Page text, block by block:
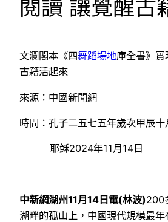
閱讀 讓覺醒古
文瀾閣本《四舞蹈場地庫全書》
古籍活起來
來源：中國新聞網
時間：孔子二五七五年歲次甲辰
耶穌2024年11月14日
中新網湖州11月14日電(林波)200
湖畔的孤山上，中國現代規模最年